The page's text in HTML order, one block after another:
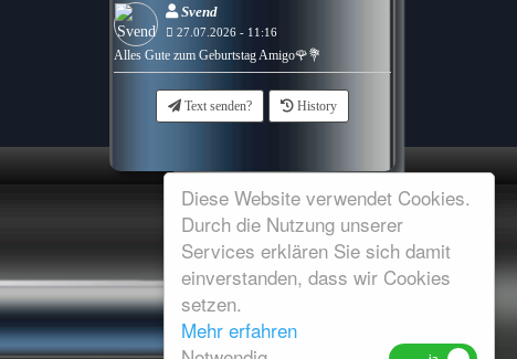
Diese Website verwendet Cookies.
Durch die Nutzung unserer
Services erklären Sie sich damit
einverstanden, dass wir Cookies
setzen.
Mehr erfahren
Svend
27.07.2026 - 11:16
Alles Gute zum Geburtstag Amigo🌹💐
Text senden? History